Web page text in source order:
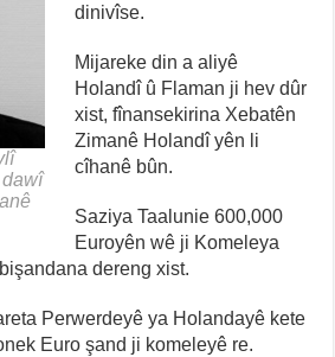
dinivîse.
Mijareke din a aliyê
Holandî û Flaman ji hev dûr
xist, fînansekirina Xebatên
Zimanê Holandî yên li
cîhanê bûn.
Saziya Taalunie 600,000
Euroyên wê ji Komeleya
dereng xist.
Perwerdeyê ya Holandayê kete
Euro şand ji komeleyê re.